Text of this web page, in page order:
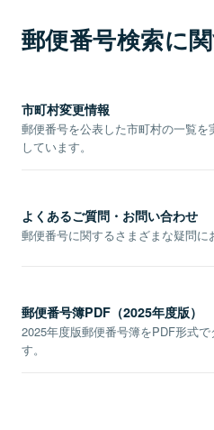
郵便番号検索に
市町村変更情報
郵便番号を公表した市町村の一覧
しています。
よくあるご質問・お問い合わせ
郵便番号に関するさまざまな疑問に
郵便番号簿PDF（2025年度版）
2025年度版郵便番号簿をPDF形式
す。